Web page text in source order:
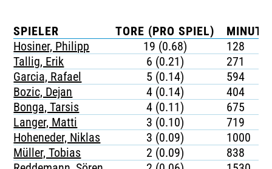
SPIELER TORE (PRO SPIEL)
Hosiner, Philipp
19 (0.68)
128
Tallig, Erik
6 (0.21)
271
Garcia, Rafael
5 (0.14)
594
Bozic, Dejan
4 (0.14)
404
Bonga, Tarsis
4 (0.11)
675
Langer, Matti
3 (0.10)
719
Hoheneder, Niklas
3 (0.09)
1000
Müller, Tobias
2 (0.09)
838